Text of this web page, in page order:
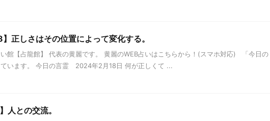
】正しさはその位置によって変化する。
館【占龍館】 代表の黄麗です。 黄麗のWEB占いはこちらから！(スマホ対応) 「今日の
います。 今日の言霊 2024年2月18日 何が正しくて ...
人との交流。